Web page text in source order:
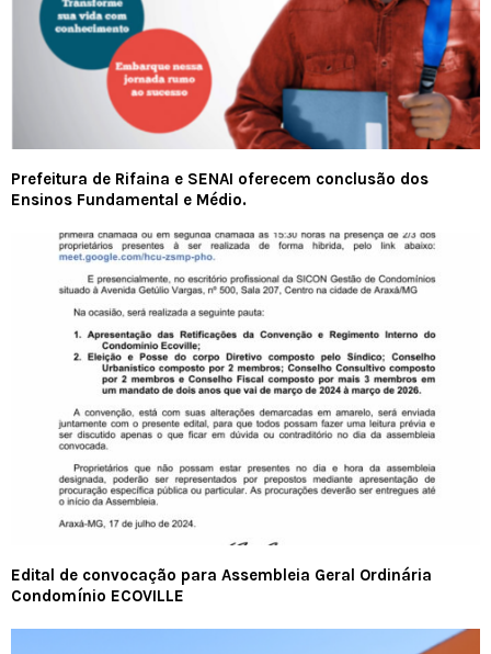
Prefeitura de Rifaina e SENAI oferecem conclusão dos
Ensinos Fundamental e Médio.
Edital de convocação para Assembleia Geral Ordinária
Condomínio ECOVILLE